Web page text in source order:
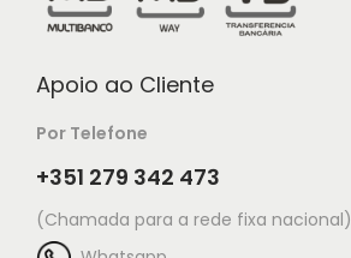
Apoio ao Cliente
Por Telefone
+351 279 342 473
(Chamada para a rede fixa nacional)